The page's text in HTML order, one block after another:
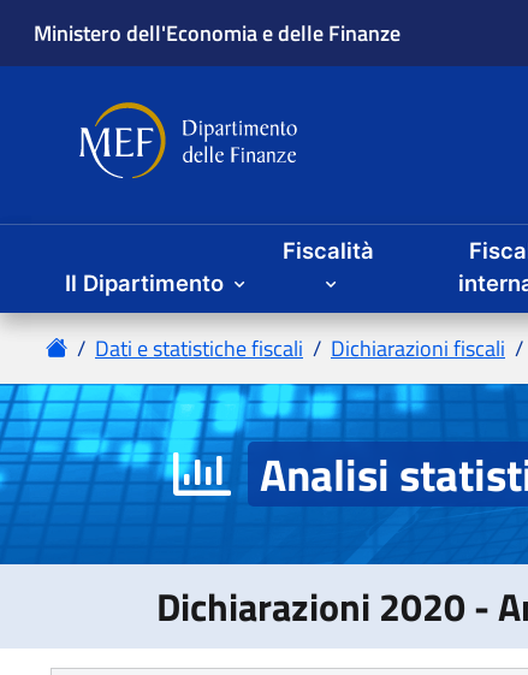
Il Dipartimento
Fiscalità
Analisi
Dichiarazioni 2020 -